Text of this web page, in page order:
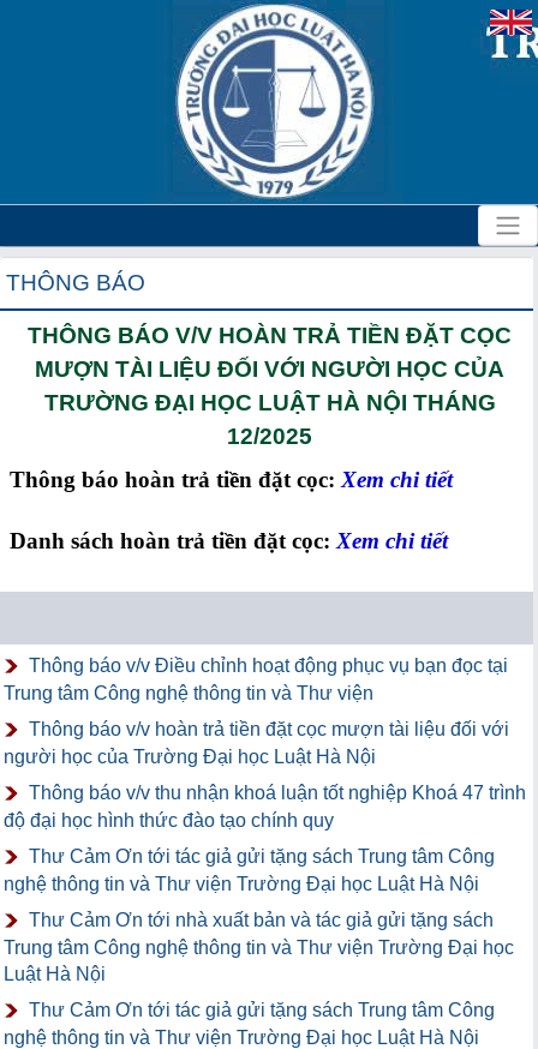
THÔNG BÁO
THÔNG BÁO V/V HOÀN TRẢ TIỀN ĐẶT CỌC
MƯỢN TÀI LIỆU ĐỐI VỚI NGƯỜI HỌC CỦA
TRƯỜNG ĐẠI HỌC LUẬT HÀ NỘI THÁNG
12/2025
Thông báo hoàn trả tiền đặt cọc: Xem chi tiết
Danh sách hoàn trả tiền đặt cọc: Xem chi tiết
Thông báo v/v Điều chỉnh hoạt động phục vụ bạn đọc tại
Trung tâm Công nghệ thông tin và Thư viện
Thông báo v/v hoàn trả tiền đặt cọc mượn tài liệu đối với
người học của Trường Đại học Luật Hà Nội
Thông báo v/v thu nhận khoá luận tốt nghiệp Khoá 47 trình
độ đại học hình thức đào tạo chính quy
Thư Cảm Ơn tới tác giả gửi tặng sách Trung tâm Công
nghệ thông tin và Thư viện Trường Đại học Luật Hà Nội
Thư Cảm Ơn tới nhà xuất bản và tác giả gửi tặng sách
Trung tâm Công nghệ thông tin và Thư viện Trường Đại học
Luật Hà Nội
Thư Cảm Ơn tới tác giả gửi tặng sách Trung tâm Công
nghệ thông tin và Thư viện Trường Đại học Luật Hà Nội